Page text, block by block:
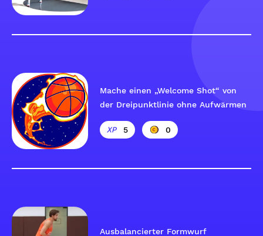
Mache einen „Welcome Shot“ von
der Dreipunktlinie ohne Aufwärmen
5 0
Ausbalancierter Formwurf